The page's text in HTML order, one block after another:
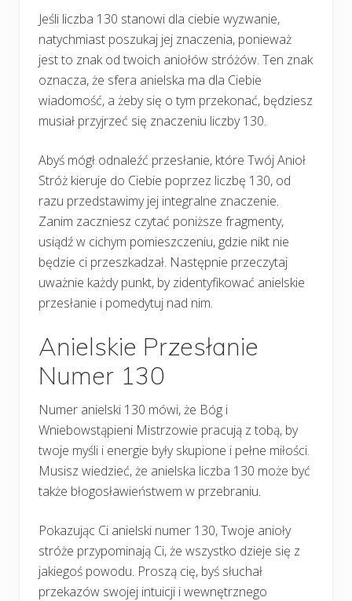
Jeśli liczba 130 stanowi dla ciebie wyzwanie,
natychmiast poszukaj jej znaczenia, ponieważ
jest to znak od twoich aniołów stróżów. Ten znak
oznacza, że sfera anielska ma dla Ciebie
wiadomość, a żeby się o tym przekonać, będziesz
musiał przyjrzeć się znaczeniu liczby 130.
Abyś mógł odnaleźć przesłanie, które Twój Anioł
Stróż kieruje do Ciebie poprzez liczbę 130, od
razu przedstawimy jej integralne znaczenie.
Zanim zaczniesz czytać poniższe fragmenty,
usiądź w cichym pomieszczeniu, gdzie nikt nie
będzie ci przeszkadzał. Następnie przeczytaj
uważnie każdy punkt, by zidentyfikować anielskie
przesłanie i pomedytuj nad nim.
Anielskie Przesłanie
Numer 130
Numer anielski 130 mówi, że Bóg i
Wniebowstąpieni Mistrzowie pracują z tobą, by
twoje myśli i energie były skupione i pełne miłości.
Musisz wiedzieć, że anielska liczba 130 może być
także błogosławieństwem w przebraniu.
Pokazując Ci anielski numer 130, Twoje anioły
stróże przypominają Ci, że wszystko dzieje się z
jakiegoś powodu. Proszą cię, byś słuchał
przekazów swojej intuicji i wewnętrznego